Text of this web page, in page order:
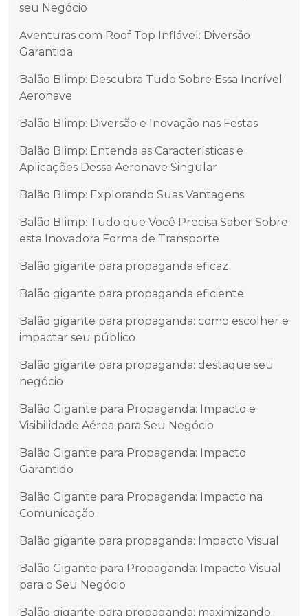
seu Negócio
Aventuras com Roof Top Inflável: Diversão
Garantida
Balão Blimp: Descubra Tudo Sobre Essa Incrível
Aeronave
Balão Blimp: Diversão e Inovação nas Festas
Balão Blimp: Entenda as Características e
Aplicações Dessa Aeronave Singular
Balão Blimp: Explorando Suas Vantagens
Balão Blimp: Tudo que Você Precisa Saber Sobre
esta Inovadora Forma de Transporte
Balão gigante para propaganda eficaz
Balão gigante para propaganda eficiente
Balão gigante para propaganda: como escolher e
impactar seu público
Balão gigante para propaganda: destaque seu
negócio
Balão Gigante para Propaganda: Impacto e
Visibilidade Aérea para Seu Negócio
Balão Gigante para Propaganda: Impacto
Garantido
Balão Gigante para Propaganda: Impacto na
Comunicação
Balão gigante para propaganda: Impacto Visual
Balão Gigante para Propaganda: Impacto Visual
para o Seu Negócio
Balão gigante para propaganda: maximizando